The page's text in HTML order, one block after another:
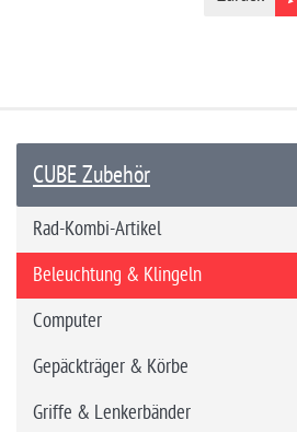
CUBE Zubehör
Rad-Kombi-Artikel
Beleuchtung & Klingeln
Computer
Gepäckträger & Körbe
Griffe & Lenkerbänder